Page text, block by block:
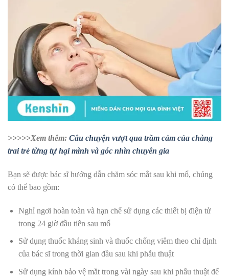
>>>>>Xem thêm: Câu chuyện vượt qua trầm cảm của chàng
trai trẻ từng tự hại mình và góc nhìn chuyên gia
Bạn sẽ được bác sĩ hướng dẫn chăm sóc mắt sau khi mổ, chúng
có thể bao gồm:
Nghỉ ngơi hoàn toàn và hạn chế sử dụng các thiết bị điện tử
trong 24 giờ đầu tiên sau mổ
Sử dụng thuốc kháng sinh và thuốc chống viêm theo chỉ định
của bác sĩ trong thời gian đầu sau khi phẫu thuật
Sử dụng kính bảo vệ mắt trong vài ngày sau khi phẫu thuật để